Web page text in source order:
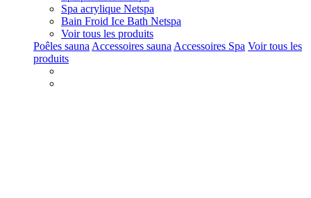
Spa acrylique Netspa
Bain Froid Ice Bath Netspa
Voir tous les produits
Poêles sauna Accessoires sauna Accessoires Spa Voir tous les
produits